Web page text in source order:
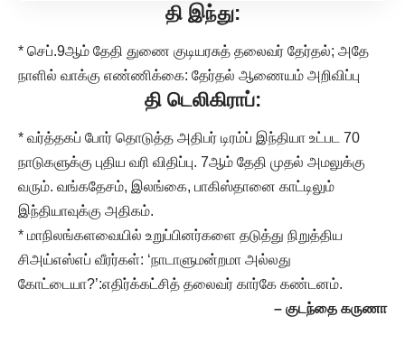
தி இந்து:
* செப்.9ஆம் தேதி துணை குடியரசுத் தலைவர் தேர்தல்; அதே
நாளில் வாக்கு எண்ணிக்கை: தேர்தல் ஆணையம் அறிவிப்பு
தி டெலிகிராப்:
* வர்த்தகப் போர் தொடுத்த அதிபர் டிரம்ப் இந்தியா உட்பட 70
நாடுகளுக்கு புதிய வரி விதிப்பு. 7ஆம் தேதி முதல் அமலுக்கு
வரும். வங்கதேசம், இலங்கை, பாகிஸ்தானை காட்டிலும்
இந்தியாவுக்கு அதிகம்.
* மாநிலங்களவையில் உறுப்பினர்களை தடுத்து நிறுத்திய
சிஅய்எஸ்எப் வீரர்கள்: ‘நாடாளுமன்றமா அல்லது
கோட்டையா?’:எதிர்க்கட்சித் தலைவர் கார்கே கண்டனம்.
– குடந்தை கருணா